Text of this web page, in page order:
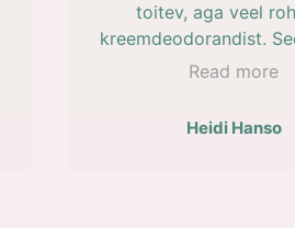
toitev, aga veel
kreemdeodorandist.
igasuguse
eales proovinud olen.
Read more
Heidi Hanso